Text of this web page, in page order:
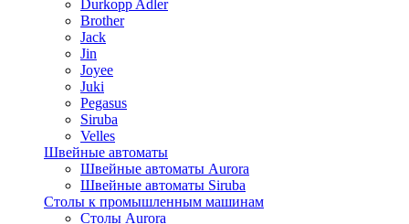
Durkopp Adler
Brother
Jack
Jin
Joyee
Juki
Pegasus
Siruba
Velles
Швейные автоматы
Швейные автоматы Aurora
Швейные автоматы Siruba
Столы к промышленным машинам
Столы Aurora